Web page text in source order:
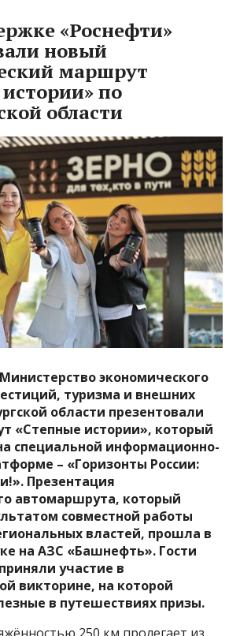
«Роснефти»
новый
маршрут
по
области
экономического
туризма и внешних
области презентовали
«Степные истории», который
специальной информационно-
– «Горизонты России:
Презентация
автомаршрута, который
совместной работы
властей, прошла в
на АЗС «Башнефть». Гости
участие в
викторине, на которой
в путешествиях призы.